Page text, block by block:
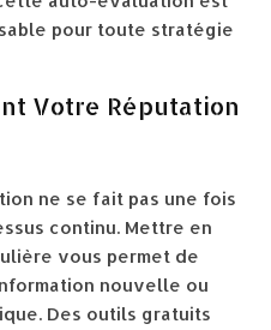
pour toute stratégie
Votre Réputation
ne se fait pas une fois
continu. Mettre en
vous permet de
nouvelle ou
Des outils gratuits